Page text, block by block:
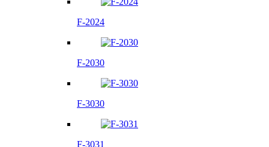
F-2024
F-2030
F-3030
F-3031